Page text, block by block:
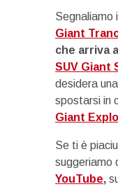
Segnaliamo
Giant
che arriva
SUV Giant
desidera
spostarsi in
Giant
Se ti è
suggeriamo
YouTube,